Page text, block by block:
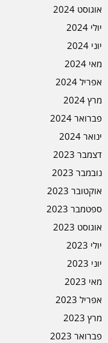
אוגוסט 2024
יולי 2024
יוני 2024
מאי 2024
אפריל 2024
מרץ 2024
פברואר 2024
ינואר 2024
דצמבר 2023
נובמבר 2023
אוקטובר 2023
ספטמבר 2023
אוגוסט 2023
יולי 2023
יוני 2023
מאי 2023
אפריל 2023
מרץ 2023
פברואר 2023